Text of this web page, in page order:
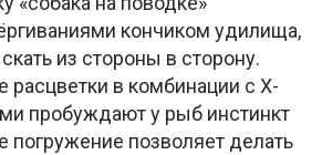
кончиком удилища,
из стороны в сторону.
расцветки в комбинации с X-
пробуждают у рыб инстинкт
погружение позволяет делать